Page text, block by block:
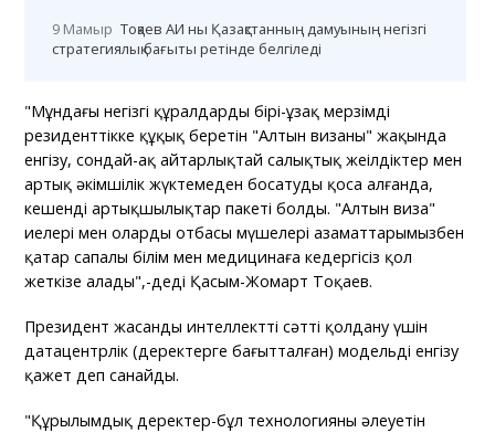
9 Мамыр Тоқаев АИ ны Қазақстанның дамуының негізгі
стратегиялық бағыты ретінде белгіледі
"Мұндағы негізгі құралдардың бірі-ұзақ мерзімді
резиденттікке құқық беретін "Алтын визаны" жақында
енгізу, сондай-ақ айтарлықтай салықтық жеңілдіктер мен
артық әкімшілік жүктемеден босатуды қоса алғанда,
кешенді артықшылықтар пакеті болды. "Алтын виза"
иелері мен олардың отбасы мүшелері азаматтарымызбен
қатар сапалы білім мен медицинаға кедергісіз қол
жеткізе алады",-деді Қасым-Жомарт Тоқаев.
Президент жасанды интеллектті сәтті қолдану үшін
датацентрлік (деректерге бағытталған) модельді енгізу
қажет деп санайды.
"Құрылымдық деректер-бұл технологияның әлеуетін